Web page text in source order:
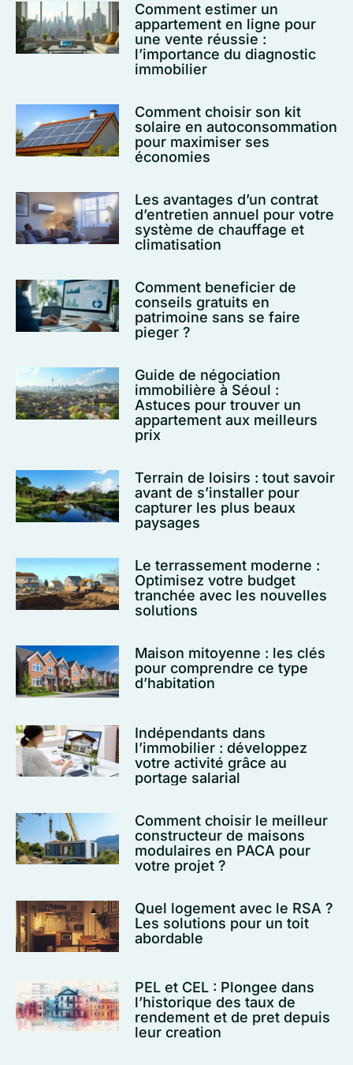
Comment estimer un
appartement en ligne pour
une vente réussie :
l’importance du diagnostic
immobilier
Comment choisir son kit
solaire en autoconsommation
pour maximiser ses
économies
Les avantages d’un contrat
d’entretien annuel pour votre
système de chauffage et
climatisation
Comment beneficier de
conseils gratuits en
patrimoine sans se faire
pieger ?
Guide de négociation
immobilière à Séoul :
Astuces pour trouver un
appartement aux meilleurs
prix
Terrain de loisirs : tout savoir
avant de s’installer pour
capturer les plus beaux
paysages
Le terrassement moderne :
Optimisez votre budget
tranchée avec les nouvelles
solutions
Maison mitoyenne : les clés
pour comprendre ce type
d’habitation
Indépendants dans
l’immobilier : développez
votre activité grâce au
portage salarial
Comment choisir le meilleur
constructeur de maisons
modulaires en PACA pour
votre projet ?
Quel logement avec le RSA ?
Les solutions pour un toit
abordable
PEL et CEL : Plongee dans
l’historique des taux de
rendement et de pret depuis
leur creation